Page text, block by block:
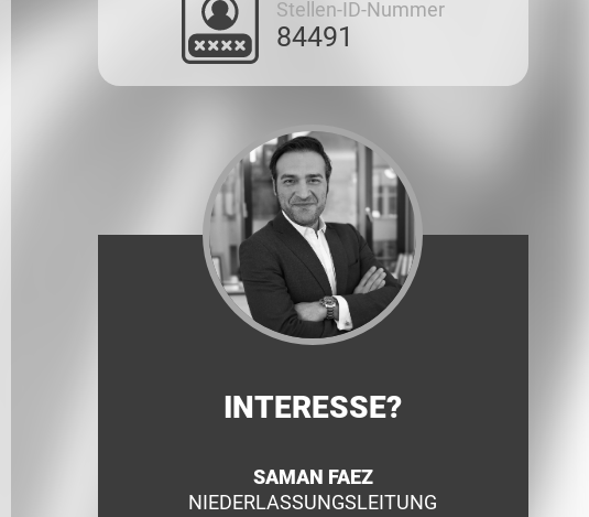
Stellen-ID-Nummer
84491
INTERESSE?
SAMAN FAEZ
NIEDERLASSUNGSLEITUNG